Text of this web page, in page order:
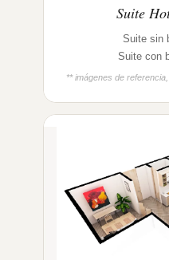
Suite
Suite sin
Suite con
** imágenes de